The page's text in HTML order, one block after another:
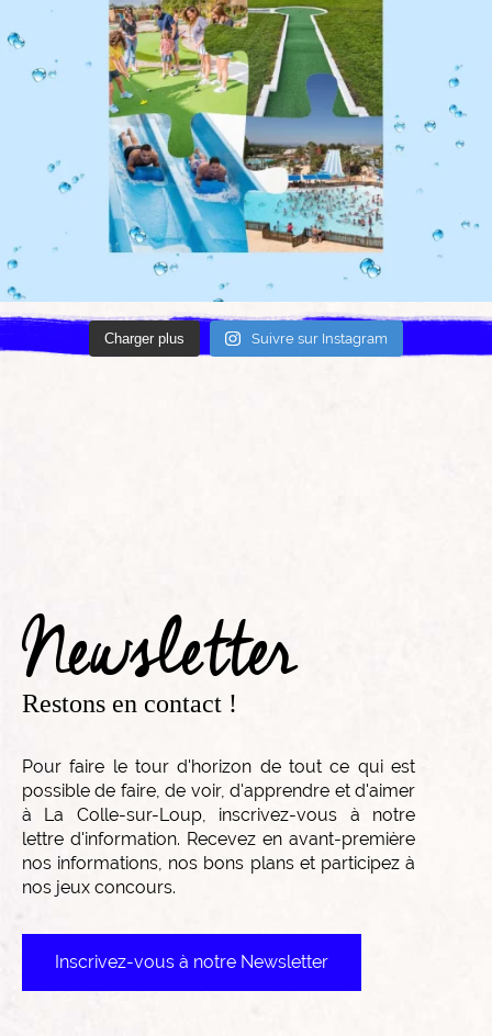
Charger plus Suivre sur Instagram
Newsletter
Restons en contact !
Pour faire le tour d'horizon de tout ce qui est
possible de faire, de voir, d'apprendre et d'aimer
à La Colle-sur-Loup, inscrivez-vous à notre
lettre d'information. Recevez en avant-première
nos informations, nos bons plans et participez à
nos jeux concours.
Inscrivez-vous à notre Newsletter